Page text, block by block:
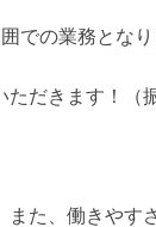
での業務となり
だきます！（
た、働きやす